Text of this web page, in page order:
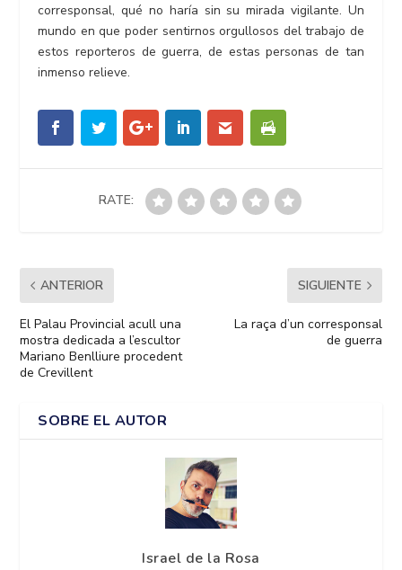
corresponsal, qué no haría sin su mirada vigilante. Un
mundo en que poder sentirnos orgullosos del trabajo de
estos reporteros de guerra, de estas personas de tan
inmenso relieve.
RATE:
ANTERIOR
El Palau Provincial acull una
mostra dedicada a l’escultor
Mariano Benlliure procedent
de Crevillent
SIGUIENTE
La raça d’un corresponsal
de guerra
SOBRE EL AUTOR
Israel de la Rosa